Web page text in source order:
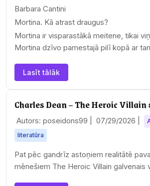
Barbara Cantini
Mortina. Kā atrast draugus?
Mortina ir visparastākā meitene, tikai
Mortina dzīvo pamestajā pilī kopā ar
Lasīt tālāk
Charles Dean – The Heroic Villain
Autors: poseidons99 | 07/29/2026
literatūra
Pat pēc gandrīz astoņiem realitātē
mēnešiem The Heroic Villain galvenais